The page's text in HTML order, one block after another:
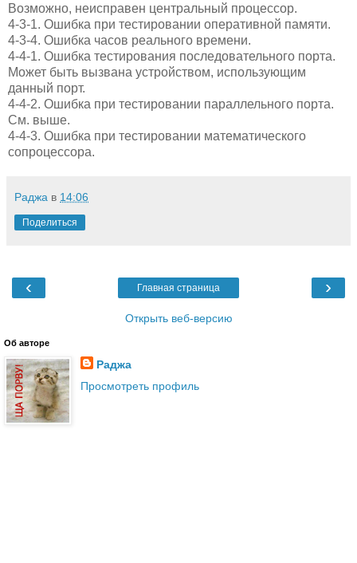
Возможно, неисправен центральный процессор.
4-3-1. Ошибка при тестировании оперативной памяти.
4-3-4. Ошибка часов реального времени.
4-4-1. Ошибка тестирования последовательного порта.
Может быть вызвана устройством, использующим
данный порт.
4-4-2. Ошибка при тестировании параллельного порта.
См. выше.
4-4-3. Ошибка при тестировании математического
сопроцессора.
Раджа в 14:06
Поделиться
‹ ›
Главная страница
Открыть веб-версию
Об авторе
Раджа
Просмотреть профиль